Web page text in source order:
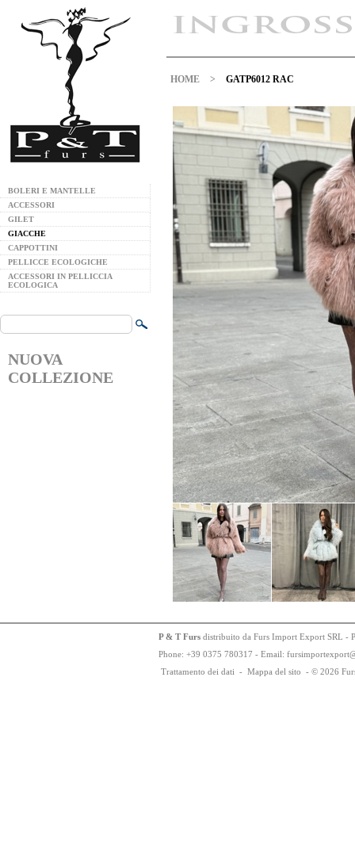
BOLERI E MANTELLE
ACCESSORI
GILET
GIACCHE
CAPPOTTINI
PELLICCE ECOLOGICHE
ACCESSORI IN PELLICCIA
ECOLOGICA
NUOVA
COLLEZIONE
HOME > GATP6012 RAC
P & T Furs distribuito da Furs Import Export SRL -
Phone: +39 0375 780317 - Email: fursimportexport
Trattamento dei dati - Mappa del sito - © 2026